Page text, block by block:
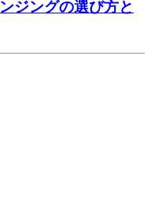
ジングの選び方と